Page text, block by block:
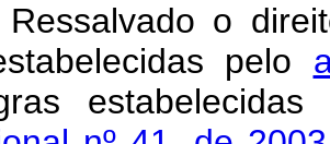
o
pelo